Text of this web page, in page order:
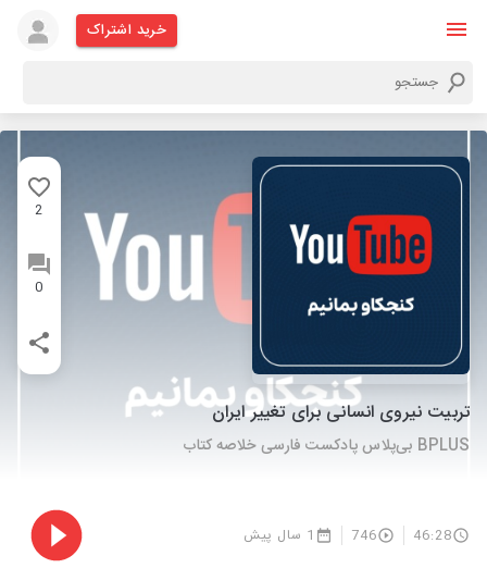
خرید اشتراک
2
0
تربیت نیروی انسانی برای تغییر ایران
‌BPLUS بی‌پلاس پادکست فارسی خلاصه کتاب
46:28
746 1 سال پیش